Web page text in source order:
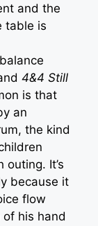
and the
table is
4&4 Still
is that
an
the kind
It’s
because it
flow
his hand